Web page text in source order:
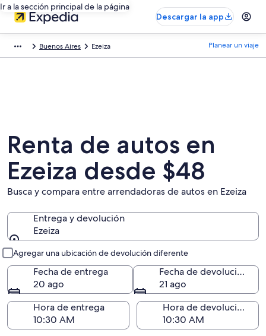
Ir a la sección principal de la página
Descargar la app
Buenos Aires Ezeiza Planear un viaje
Renta de autos en
Ezeiza desde $48
Busca y compara entre arrendadoras de autos en Ezeiza
Entrega y devolución
Ezeiza
Agregar una ubicación de devolución diferente
Fecha de entrega
20 ago
Fecha de devolución
21 ago
Hora de entrega
Hora de devolución